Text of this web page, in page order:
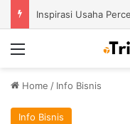
Home / Info Bisnis
Info Bisnis